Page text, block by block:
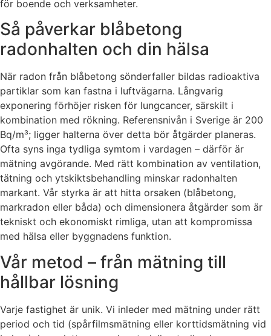
för boende och verksamheter.
Så påverkar blåbetong
radonhalten och din hälsa
När radon från blåbetong sönderfaller bildas radioaktiva
partiklar som kan fastna i luftvägarna. Långvarig
exponering förhöjer risken för lungcancer, särskilt i
kombination med rökning. Referensnivån i Sverige är 200
Bq/m³; ligger halterna över detta bör åtgärder planeras.
Ofta syns inga tydliga symtom i vardagen – därför är
mätning avgörande. Med rätt kombination av ventilation,
tätning och ytskiktsbehandling minskar radonhalten
markant. Vår styrka är att hitta orsaken (blåbetong,
markradon eller båda) och dimensionera åtgärder som är
tekniskt och ekonomiskt rimliga, utan att kompromissa
med hälsa eller byggnadens funktion.
Vår metod – från mätning till
hållbar lösning
Varje fastighet är unik. Vi inleder med mätning under rätt
period och tid (spårfilmsmätning eller korttidsmätning vid